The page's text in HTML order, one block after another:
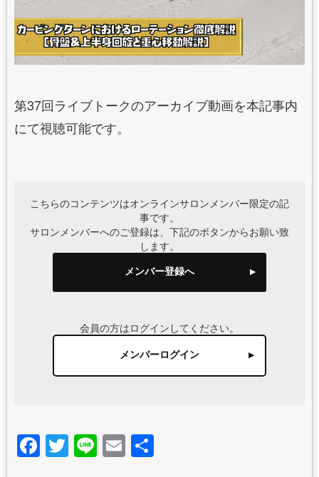
第37回ライブトークのアーカイブ動画を本記事内
にて視聴可能です。
こちらのコンテンツはオンラインサロンメンバー限定の記
事です。
サロンメンバーへのご登録は、下記のボタンからお願い致
します。
メンバー登録へ
会員の方はログインしてください。
メンバーログイン
Facebook
Twitter
LineEmail
共